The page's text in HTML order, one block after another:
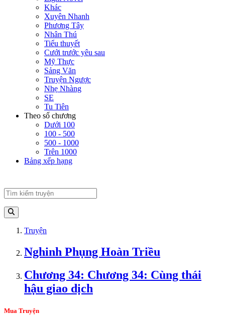
Khác
Xuyên Nhanh
Phương Tây
Nhân Thú
Tiểu thuyết
Cưới trước yêu sau
Mỹ Thực
Sảng Văn
Truyện Ngược
Nhẹ Nhàng
SE
Tu Tiên
Theo số chương
Dưới 100
100 - 500
500 - 1000
Trên 1000
Bảng xếp hạng
Truyện
Nghinh Phụng Hoàn Triều
Chương 34: Chương 34: Cùng thái
hậu giao dịch
Mua Truyện